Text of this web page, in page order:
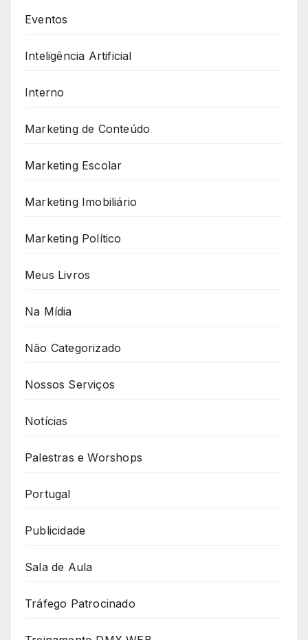
Eventos
Inteligência Artificial
Interno
Marketing de Conteúdo
Marketing Escolar
Marketing Imobiliário
Marketing Político
Meus Livros
Na Mídia
Não Categorizado
Nossos Serviços
Notícias
Palestras e Worshops
Portugal
Publicidade
Sala de Aula
Tráfego Patrocinado